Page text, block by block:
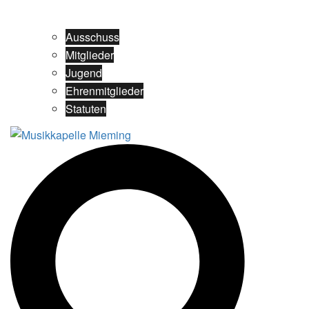
Ausschuss
Mitglieder
Jugend
Ehrenmitglieder
Statuten